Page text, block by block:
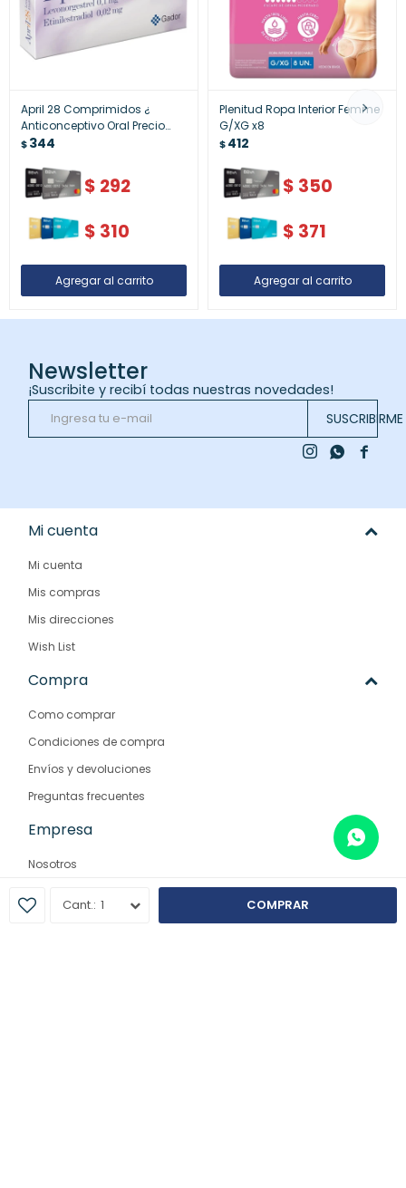
1 COMPRAR
April 28 Comprimidos ¿
Anticonceptivo Oral Precio
Uruguay
$344
$ 292
$ 310
Plenitud Ropa Interior Femme
G/XG x8
$412
$ 350
$ 371
Newsletter
¡Suscribite y recibí todas nuestras novedades!
SUSCRIBIRME

 
Mi cuenta
Mi cuenta
Mis compras
Mis direcciones
Wish List
Compra
Como comprar
Condiciones de compra
Envíos y devoluciones
Preguntas frecuentes
Empresa
Nosotros